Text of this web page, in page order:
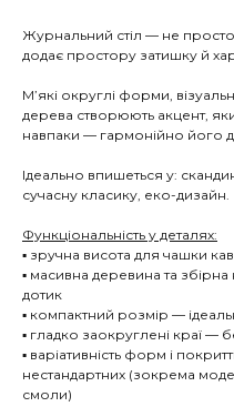
Журнальний стіл — не
додає простору затишку й
М’які округлі форми,
дерева створюють акцент,
навпаки — гармонійно його
Ідеально впишеться у:
сучасну класику, еко-дизайн.
Функціональність у деталях:
▪️ зручна висота для чашки
▪️ масивна деревина та
дотик
▪️ компактний розмір —
▪️ гладко заокруглені краї —
▪️ варіативність форм і
нестандартних (зокрема
смоли)